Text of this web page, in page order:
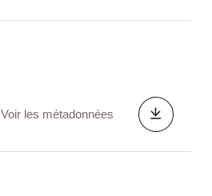
Voir les métadonnées